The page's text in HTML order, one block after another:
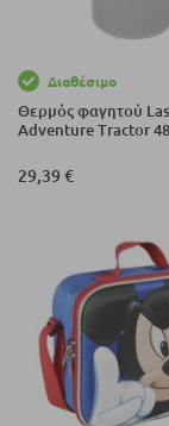
Διαθέσιμο
Θερμός φαγητού
Adventure Tractor
29,39 €